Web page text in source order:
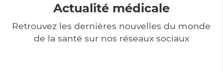
Actualité médicale
Retrouvez les dernières nouvelles du monde
de la santé sur nos réseaux sociaux